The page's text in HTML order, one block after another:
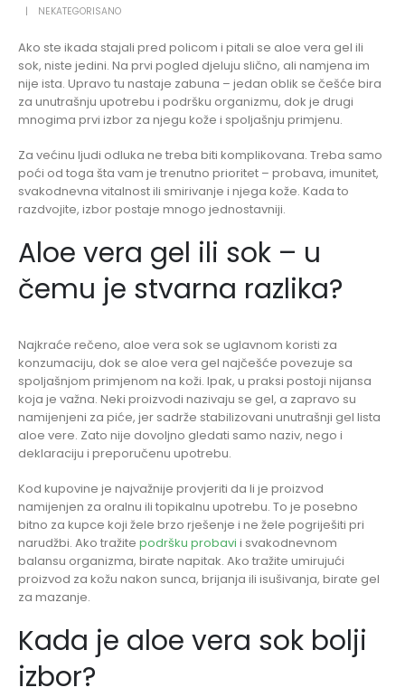
NEKATEGORISANO
Ako ste ikada stajali pred policom i pitali se aloe vera gel ili
sok, niste jedini. Na prvi pogled djeluju slično, ali namjena im
nije ista. Upravo tu nastaje zabuna – jedan oblik se češće bira
za unutrašnju upotrebu i podršku organizmu, dok je drugi
mnogima prvi izbor za njegu kože i spoljašnju primjenu.
Za većinu ljudi odluka ne treba biti komplikovana. Treba samo
poći od toga šta vam je trenutno prioritet – probava, imunitet,
svakodnevna vitalnost ili smirivanje i njega kože. Kada to
razdvojite, izbor postaje mnogo jednostavniji.
Aloe vera gel ili sok – u
čemu je stvarna razlika?
Najkraće rečeno, aloe vera sok se uglavnom koristi za
konzumaciju, dok se aloe vera gel najčešće povezuje sa
spoljašnjom primjenom na koži. Ipak, u praksi postoji nijansa
koja je važna. Neki proizvodi nazivaju se gel, a zapravo su
namijenjeni za piće, jer sadrže stabilizovani unutrašnji gel lista
aloe vere. Zato nije dovoljno gledati samo naziv, nego i
deklaraciju i preporučenu upotrebu.
Kod kupovine je najvažnije provjeriti da li je proizvod
namijenjen za oralnu ili topikalnu upotrebu. To je posebno
bitno za kupce koji žele brzo rješenje i ne žele pogriješiti pri
narudžbi. Ako tražite podršku probavi i svakodnevnom
balansu organizma, birate napitak. Ako tražite umirujući
proizvod za kožu nakon sunca, brijanja ili isušivanja, birate gel
za mazanje.
Kada je aloe vera sok bolji
izbor?